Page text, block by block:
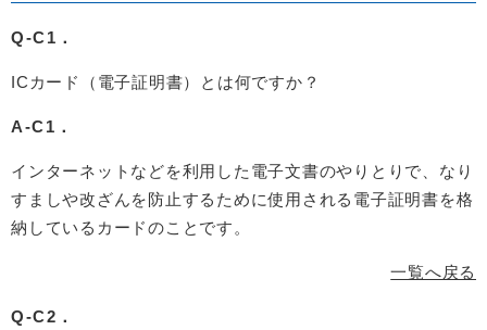
Q-C1．
ICカード（電子証明書）とは何ですか？
A-C1．
インターネットなどを利用した電子文書のやりとりで、なり
すましや改ざんを防止するために使用される電子証明書を格
納しているカードのことです。
一覧へ戻る
Q-C2．